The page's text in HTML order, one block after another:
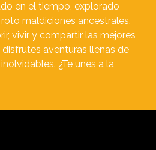
en el tiempo, explorado
maldiciones ancestrales.
vivir y compartir las mejores
aventuras llenas de
¿Te unes a la